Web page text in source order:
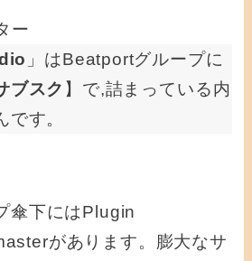
ー
」はBeatportグループに
ブスク 】で,詰まっている内
す。
傘下にはPlugin
があります。膨大なサ